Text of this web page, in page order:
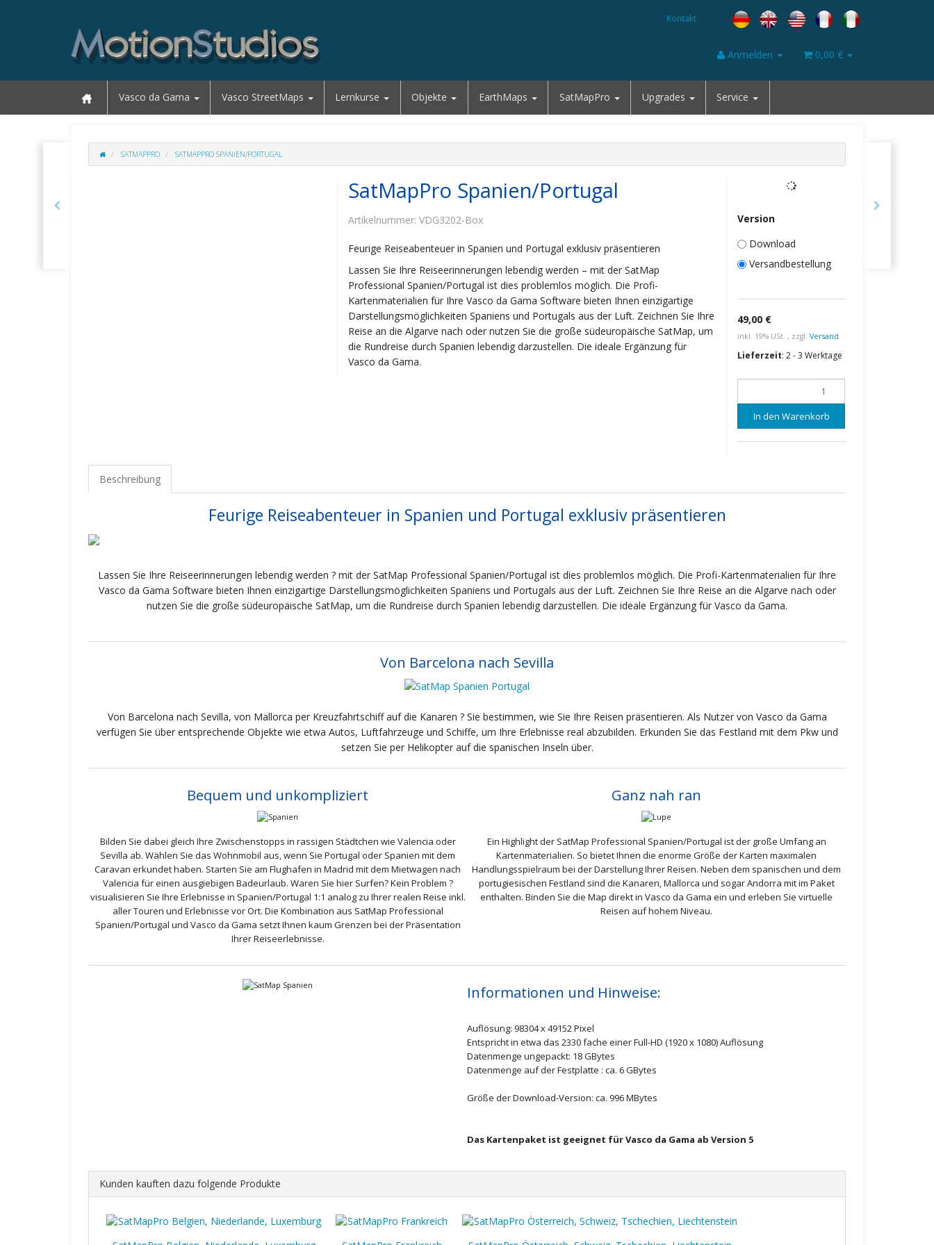
Kontakt
Anmelden 0,00 €
Vasco da Gama Vasco StreetMaps Lernkurse Objekte EarthMaps SatMapPro Upgrades Service
SATMAPPRO SATMAPPRO SPANIEN/PORTUGAL
SatMapPro Spanien/Portugal
Artikelnummer:VDG3202-Box
Feurige Reiseabenteuer in Spanien und Portugal exklusiv präsentieren
Lassen Sie Ihre Reiseerinnerungen lebendig werden – mit der SatMap
Professional Spanien/Portugal ist dies problemlos möglich. Die Profi-
Kartenmaterialien für Ihre Vasco da Gama Software bieten Ihnen einzigartige
Darstellungsmöglichkeiten Spaniens und Portugals aus der Luft. Zeichnen Sie Ihre
Reise an die Algarve nach oder nutzen Sie die große südeuropäische SatMap, um
die Rundreise durch Spanien lebendig darzustellen. Die ideale Ergänzung für
Vasco da Gama.
Version
Download
Versandbestellung
49,00 €
inkl. 19% USt. , zzgl.Versand
Lieferzeit:2 - 3 Werktage
In den Warenkorb
Beschreibung
Feurige Reiseabenteuer in Spanien und Portugal exklusiv präsentieren
Lassen Sie Ihre Reiseerinnerungen lebendig werden ? mit der SatMap Professional Spanien/Portugal ist dies problemlos möglich. Die Profi-Kartenmaterialien für Ihre
Vasco da Gama Software bieten Ihnen einzigartige Darstellungsmöglichkeiten Spaniens und Portugals aus der Luft. Zeichnen Sie Ihre Reise an die Algarve nach oder
nutzen Sie die große südeuropäische SatMap, um die Rundreise durch Spanien lebendig darzustellen. Die ideale Ergänzung für Vasco da Gama.
Von Barcelona nach Sevilla
Von Barcelona nach Sevilla, von Mallorca per Kreuzfahrtschiff auf die Kanaren ? Sie bestimmen, wie Sie Ihre Reisen präsentieren. Als Nutzer von Vasco da Gama
verfügen Sie über entsprechende Objekte wie etwa Autos, Luftfahrzeuge und Schiffe, um Ihre Erlebnisse real abzubilden. Erkunden Sie das Festland mit dem Pkw und
setzen Sie per Helikopter auf die spanischen Inseln über.
Bequem und unkompliziert Ganz nah ran
Bilden Sie dabei gleich Ihre Zwischenstopps in rassigen Städtchen wie Valencia oder
Sevilla ab. Wählen Sie das Wohnmobil aus, wenn Sie Portugal oder Spanien mit dem
Caravan erkundet haben. Starten Sie am Flughafen in Madrid mit dem Mietwagen nach
Valencia für einen ausgiebigen Badeurlaub. Waren Sie hier Surfen? Kein Problem ?
visualisieren Sie Ihre Erlebnisse in Spanien/Portugal 1:1 analog zu Ihrer realen Reise inkl.
aller Touren und Erlebnisse vor Ort. Die Kombination aus SatMap Professional
Spanien/Portugal und Vasco da Gama setzt Ihnen kaum Grenzen bei der Präsentation
Ihrer Reiseerlebnisse.
Ein Highlight der SatMap Professional Spanien/Portugal ist der große Umfang an
Kartenmaterialien. So bietet Ihnen die enorme Größe der Karten maximalen
Handlungsspielraum bei der Darstellung Ihrer Reisen. Neben dem spanischen und dem
portugiesischen Festland sind die Kanaren, Mallorca und sogar Andorra mit im Paket
enthalten. Binden Sie die Map direkt in Vasco da Gama ein und erleben Sie virtuelle
Reisen auf hohem Niveau.
Informationen und Hinweise:
Auflösung: 98304 x 49152 Pixel
Entspricht in etwa das 2330 fache einer Full-HD (1920 x 1080) Auflösung
Datenmenge ungepackt: 18 GBytes
Datenmenge auf der Festplatte : ca. 6 GBytes
Größe der Download-Version: ca. 996 MBytes
Das Kartenpaket ist geeignet für Vasco da Gama ab Version 5
Kunden kauften dazu folgende Produkte